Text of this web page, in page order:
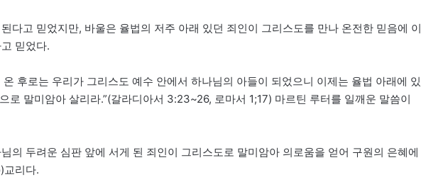
다고 믿었지만, 바울은 율법의 저주 아래 있던 죄인이 그리스도를 만나 온전한 믿음에 이
믿었다.
후로는 우리가 그리스도 예수 안에서 하나님의 아들이 되었으니 이제는 율법 아래에 있
로 말미암아 살리라.”(갈라디아서 3:23~26, 로마서 1;17) 마르틴 루터를 일깨운 말씀이
의 두려운 심판 앞에 서게 된 죄인이 그리스도로 말미암아 의로움을 얻어 구원의 은혜에
리다.